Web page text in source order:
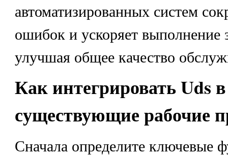
автоматизированных систем
ошибок и ускоряет выполнение
улучшая общее качество
Как интегрировать Uds в
существующие рабочие
Сначала определите ключевые